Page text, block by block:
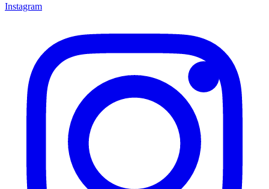
Instagram